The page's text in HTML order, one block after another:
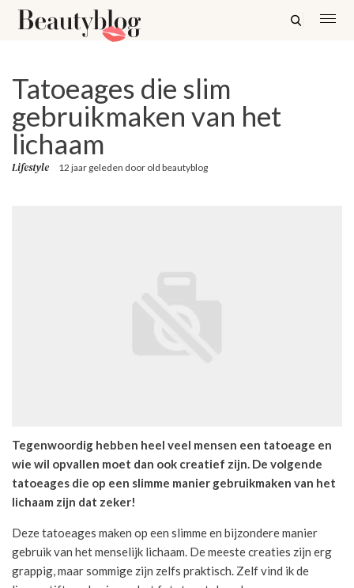
Tatoeages die slim
gebruikmaken van het
lichaam
Lifestyle 12 jaar geleden door old beautyblog
Tegenwoordig hebben heel veel mensen een tatoeage en
wie wil opvallen moet dan ook creatief zijn. De volgende
tatoeages die op een slimme manier gebruikmaken van het
lichaam zijn dat zeker!
Deze tatoeages maken op een slimme en bijzondere manier
gebruik van het menselijk lichaam. De meeste creaties zijn erg
grappig, maar sommige zijn zelfs praktisch. Zelf vind ik de